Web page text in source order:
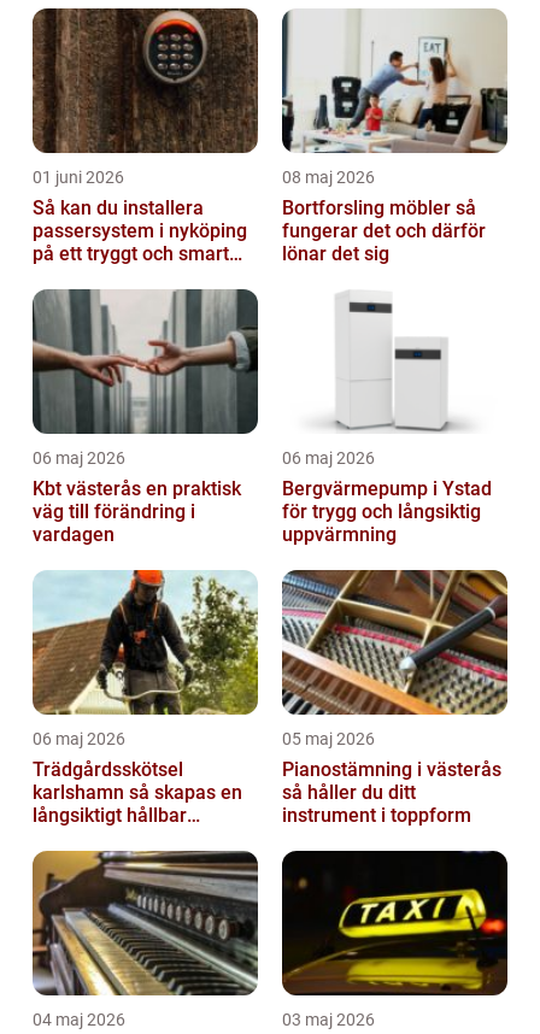
01 juni 2026
Så kan du installera
passersystem i nyköping
på ett tryggt och smart
08 maj 2026
Bortforsling möbler så
fungerar det och därför
lönar det sig
06 maj 2026
Kbt västerås en praktisk
väg till förändring i
vardagen
06 maj 2026
Bergvärmepump i Ystad
för trygg och långsiktig
uppvärmning
06 maj 2026
Trädgårdsskötsel
karlshamn så skapas en
långsiktigt hållbar
05 maj 2026
Pianostämning i västerås
så håller du ditt
instrument i toppform
04 maj 2026 03 maj 2026